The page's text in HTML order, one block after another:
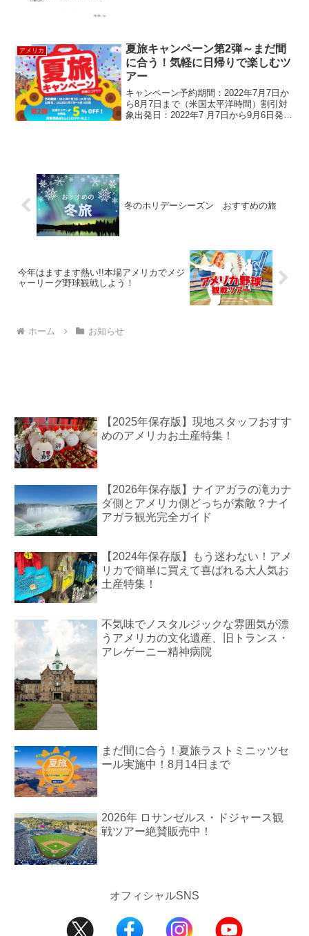
アメリカ
夏旅キャンペーン第2弾～まだ間
に合う！気軽に日帰りで楽しむツ
アー
キャンペーン予約期間：2022年7月7日か
ら8月7日まで（米国太平洋時間）割引対
象出発日：2022年7 月7日から9月6日発の
冬のホリデーシーズン おすすめの旅
今年はますます熱い!!本場アメリカでメジ
ャーリーグ野球観戦しよう！
ホーム お知らせ
【2025年保存版】現地スタッフおすす
めのアメリカお土産特集！
【2026年保存版】ナイアガラの滝カナ
ダ側とアメリカ側どっちが素敵？ナイ
アガラ観光完全ガイド
【2024年保存版】もう迷わない！アメ
リカで簡単に買えて喜ばれる大人気お
土産特集！
不気味でノスタルジックな雰囲気が漂
うアメリカの文化遺産、旧トランス・
アレゲーニー精神病院
まだ間に合う！夏旅ラストミニッツセ
ール実施中！8月14日まで
2026年 ロサンゼルス・ドジャース観
戦ツアー絶賛販売中！
オフィシャルSNS